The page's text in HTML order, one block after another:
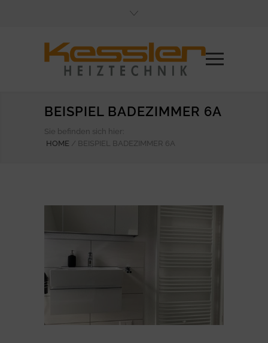
BEISPIEL BADEZIMMER 6A
Sie befinden sich hier:
HOME / BEISPIEL BADEZIMMER 6A